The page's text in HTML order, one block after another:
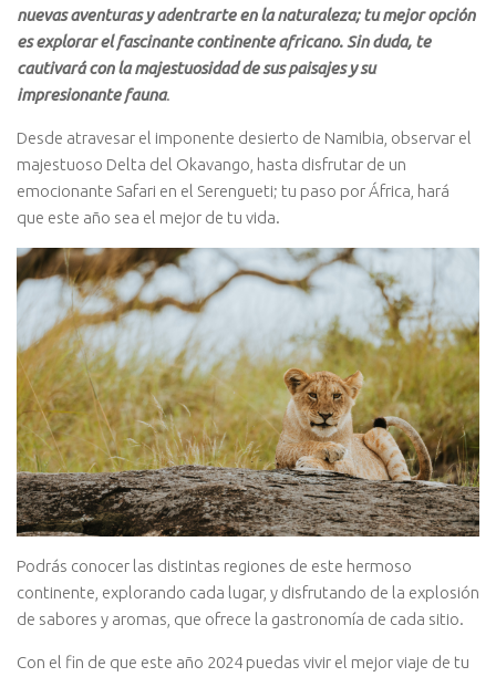
nuevas aventuras y adentrarte en la naturaleza; tu mejor opción
es explorar el fascinante continente africano. Sin duda, te
cautivará con la majestuosidad de sus paisajes y su
impresionante fauna.
Desde atravesar el imponente desierto de Namibia, observar el
majestuoso Delta del Okavango, hasta disfrutar de un
emocionante Safari en el Serengueti; tu paso por África, hará
que este año sea el mejor de tu vida.
Podrás conocer las distintas regiones de este hermoso
continente, explorando cada lugar, y disfrutando de la explosión
de sabores y aromas, que ofrece la gastronomía de cada sitio.
Con el fin de que este año 2024 puedas vivir el mejor viaje de tu